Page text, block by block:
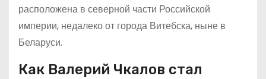
расположена в северной части Российской
империи, недалеко от города Витебска, ныне в
Беларуси.
Как Валерий Чкалов стал